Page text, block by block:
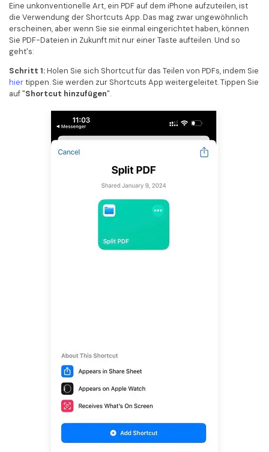
Eine unkonventionelle Art, ein PDF auf dem iPhone aufzuteilen, ist
die Verwendung der Shortcuts App. Das mag zwar ungewöhnlich
erscheinen, aber wenn Sie sie einmal eingerichtet haben, können
Sie PDF-Dateien in Zukunft mit nur einer Taste aufteilen. Und so
geht's:
Schritt 1:Holen Sie sich Shortcut für das Teilen von PDFs, indem Sie
hiertippen. Sie werden zur Shortcuts App weitergeleitet. Tippen Sie
auf "Shortcut hinzufügen".